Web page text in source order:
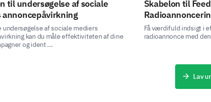
Hvor
- 2 (Lidt
- 3
- 4 (Meget
til undersøgelse af sociale
annoncepåvirkning
undersøgelse af sociale mediers
kan du måle effektiviteten af dine
og ident ...
Skabelon til
Få værdifuld indsigt i
radioannonce med
Lav